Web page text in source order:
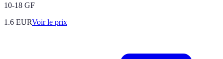
10-18 GF
1.6 EURVoir le prix